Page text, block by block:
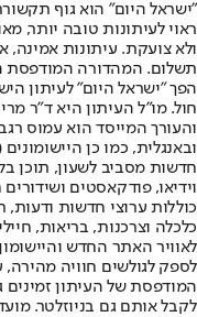
"ישראל היום" הוא גוף
ראוי לעיתונות טובה יותר,
ולא צועקת. עיתונות אמינה,
הפך "ישראל היום" לעיתון
חול. מו"ל העיתון היא ד"ר
והעורך המייסד הוא עמוס
חדשות מסביב לשעון, תוכן
וידיאו, פודקאסטים
כוללות ערוצי חדשות ודעות,
לאוויר האתר החדש
לספק לגולשים חוויה
המודפסת של העיתון
לקבל אותם גם בניוזלטר.